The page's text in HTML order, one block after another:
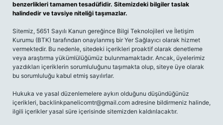
benzerlikleri tamamen tesadüfidir. Sitemizdeki bilgiler taslak
halindedir ve tavsiye niteliği taşımazlar.
Sitemiz, 5651 Sayılı Kanun gereğince Bilgi Teknolojileri ve İletişim
Kurumu (BTK) tarafından onaylanmış bir Yer Sağlayıcı olarak hizmet
vermektedir. Bu nedenle, sitedeki içerikleri proaktif olarak denetleme
veya araştırma yükümlülüğümüz bulunmamaktadır. Ancak, üyelerimiz
yazdıkları içeriklerin sorumluluğunu taşımakta olup, siteye üye olarak
bu sorumluluğu kabul etmiş sayılırlar.
Hukuka ve yasal düzenlemelere aykırı olduğunu düşündüğünüz
içerikleri, backlinkpanelicomtr@gmail.com adresine bildirmeniz halinde,
ilgili içerikler yasal süre içerisinde sitemizden kaldırılacaktır.